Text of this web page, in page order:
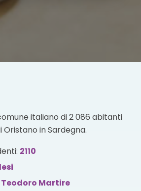
italiano di 2 086 abitanti
in Sardegna.
2110
Teodoro Martire